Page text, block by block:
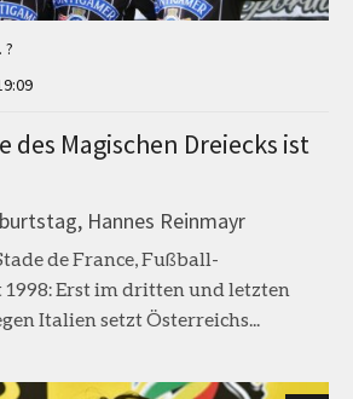
?
des Magischen Dreiecks ist
Hannes Reinmayr
de France, Fußball-
Erst im dritten und letzten
Italien setzt Österreichs...